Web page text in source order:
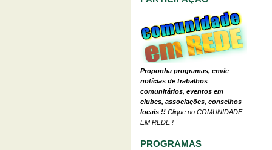
Proponha programas, envie
notícias de trabalhos
comunitários, eventos em
clubes, associações, conselhos
locais !! Clique no COMUNIDADE
EM REDE !
PROGRAMAS